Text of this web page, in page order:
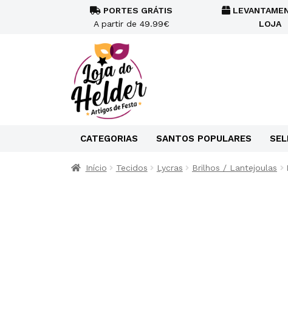
PORTES GRÁTIS
A partir de 49.99€
LOJA
CATEGORIAS SANTOS POPULARES
Início Tecidos Lycras Brilhos / Lantejoulas